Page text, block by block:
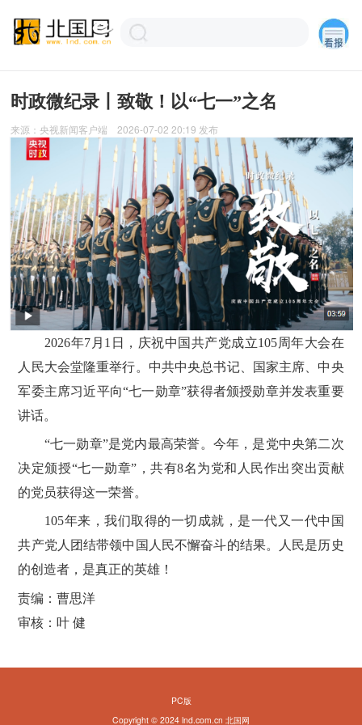
时政微纪录丨致敬！以“七一”之名
来源：央视新闻客户端 2026-07-02 20:19 发布
2026年7月1日，庆祝中国共产党成立105周年大会在
人民大会堂隆重举行。中共中央总书记、国家主席、中央
军委主席习近平向“七一勋章”获得者颁授勋章并发表重要
讲话。
“七一勋章”是党内最高荣誉。今年，是党中央第二次
决定颁授“七一勋章”，共有8名为党和人民作出突出贡献
的党员获得这一荣誉。
105年来，我们取得的一切成就，是一代又一代中国
共产党人团结带领中国人民不懈奋斗的结果。人民是历史
的创造者，是真正的英雄！
责编：曹思洋
审核：叶 健
PC版
Copyright © 2024 lnd.com.cn 北国网